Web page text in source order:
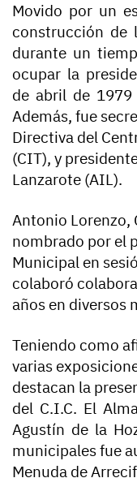
Movido por un
construcción de
durante un
ocupar la
de abril de
Además, fue
Directiva del
(CIT), y
Lanzarote (AIL).
Antonio Lorenzo,
nombrado por el
Municipal en
colaboró
años en diversos
Teniendo como
varias
destacan la
del C.I.C. El
Agustín de la
municipales fue
Menuda de